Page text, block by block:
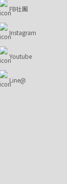
FB社團
Instagram
Youtube
Line@